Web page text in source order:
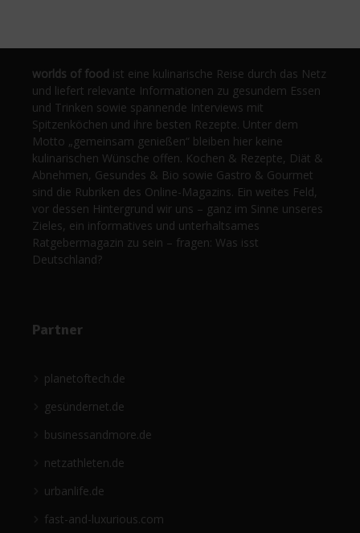
worlds of food ist eine kulinarische Reise durch das Netz
und liefert relevante Informationen zu gesundem Essen
und Trinken sowie spannende Interviews mit
Spitzenköchen und ihre besten Rezepte. Unter dem
Motto „gemeinsam genießen“ bleiben hier keine
kulinarischen Wünsche offen. Kochen & Rezepte, Diät &
Abnehmen, Gesundes & Bio sowie Gastro & Gourmet
sind die Rubriken des Online-Magazins. Ein weites Feld,
vor dessen Hintergrund wir uns – ganz im Sinne unseres
Zieles, ein informatives und unterhaltsames
Ratgebermagazin zu sein – fragen: Was isst
Deutschland?
Partner
planetoftech.de
gesündernet.de
businessandmore.de
netzathleten.de
urbanlife.de
fast-and-luxurious.com